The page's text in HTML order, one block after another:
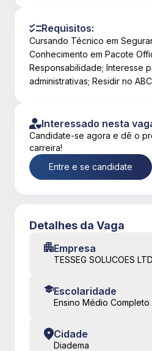
Requisitos:
Cursando Técnico em
Conhecimento em Pacote
Responsabilidade; Interesse
administrativas; Residir no
Interessado nesta
Candidate-se agora e dê o
carreira!
Entre e se candidate
Detalhes da Vaga
Empresa
TESSEG SOLUCOES
Escolaridade
Ensino Médio Completo
Cidade
Diadema